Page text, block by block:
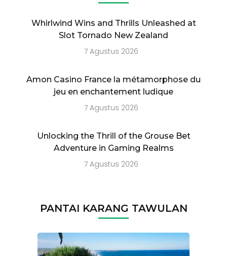
Whirlwind Wins and Thrills Unleashed at
Slot Tornado New Zealand
7 Agustus 2026
Amon Casino France la métamorphose du
jeu en enchantement ludique
7 Agustus 2026
Unlocking the Thrill of the Grouse Bet
Adventure in Gaming Realms
7 Agustus 2026
PANTAI KARANG TAWULAN